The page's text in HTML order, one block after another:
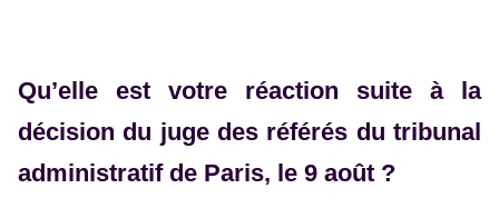
Qu’elle est votre réaction suite à la
décision du juge des référés du tribunal
administratif de Paris, le 9 août ?